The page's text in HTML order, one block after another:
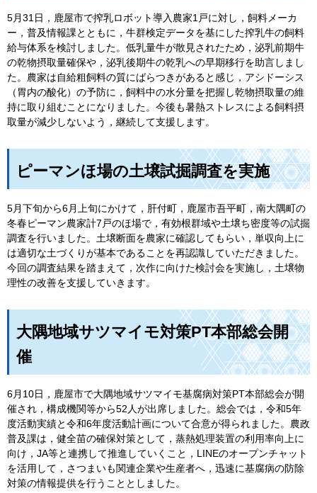
5月31日，鹿屋市で搾乳ロボット導入農家1戸に対し，飼料メーカ
ー，普及情報課とともに，牛群検定データを基にした搾乳牛の飼料
給与体系を検討しました。低乳量牛が散見されたため，泌乳前期牛
の乾物摂取量確保や，泌乳後期牛の乾乳への早期移行を助言しまし
た。農家は自給粗飼料の質にばらつきがあると感じ，アシドーシス
（胃内の酸化）の予防に，飼料中の水分量を把握し乾物摂取量の維
持に取り組むことになりました。今後も暑熱ストレスによる飼料摂
取量が減少しないよう，継続して支援します。
ピーマンほ場の土壌試掘調査を実施
5月下旬から6月上旬にかけて，肝付町，鹿屋市吾平町，南大隅町の
冬春ピーマン農家計7戸のほ場で，有効根群域や土壌ち密度等の試掘
調査を行いました。土壌断面を農家に確認してもらい，単収向上に
は適切な土づくりが基本であることを再認識していただきました。
今回の調査結果を踏まえて，次作に向けた検討会を実施し，土壌物
理性の改善を支援していきます。
大隅地域サツマイモ対策PT本部総会開
催
6月10日，鹿屋市で大隅地域サツマイモ基腐病対策PT本部総会が開
催され，構成機関等から52人が出席しました。総会では，令和5年
度活動実績と令和6年度活動計画について合意が得られました。農政
普及課は，健全苗の確保対策として，蒸熱処理装置の利用率向上に
向け，JA等と連携して推進していくこと，LINEのオープンチャット
を活用して，さつまいも関連企業や生産者へ，迅速に基腐病の防除
対策の情報提供を行うこととしました。